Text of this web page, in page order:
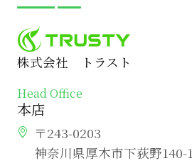
株式会社 トラスト
Head Office
本店
〒243-0203
神奈川県厚木市下荻野140-1